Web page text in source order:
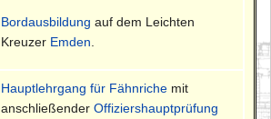
Bordausbildung auf dem Leichten
Kreuzer Emden
Hauptlehrgang für Fähnriche mit
anschließenderOffiziershauptprüfung